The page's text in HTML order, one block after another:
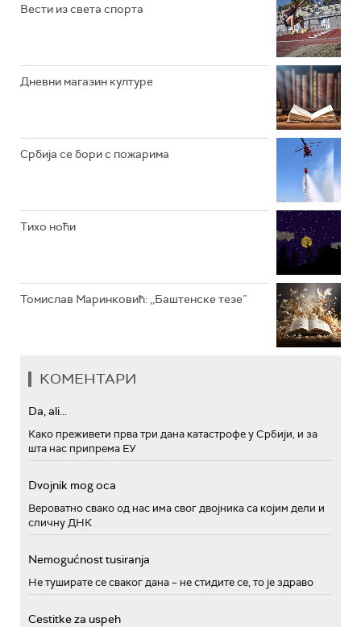
РАДИО ЏЕЗЕР
Вести из света спорта
Дневни магазин културе
Србија се бори с пожарима
Тихо ноћи
Томислав Маринковић: ,,Баштенске тезе”
КОМЕНТАРИ
Da, ali...
Како преживети прва три дана катастрофе у Србији, и за
шта нас припрема ЕУ
Dvojnik mog oca
Вероватно свако од нас има свог двојника са којим дели и
сличну ДНК
Nemogućnost tusiranja
Не туширате се сваког дана – не стидите се, то је здраво
Cestitke za uspeh